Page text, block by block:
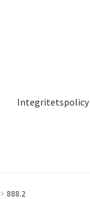
Integritetspolicy
888.2